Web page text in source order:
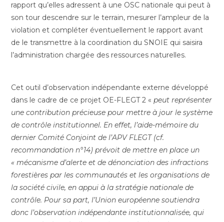
rapport qu’elles adressent à une OSC nationale qui peut à
son tour descendre sur le terrain, mesurer l’ampleur de la
violation et compléter éventuellement le rapport avant
de le transmettre à la coordination du SNOIE qui saisira
l’administration chargée des ressources naturelles.
Cet outil d’observation indépendante externe développé
dans le cadre de ce projet OE-FLEGT 2 «peut représenter
une contribution précieuse pour mettre à jour le système
de contrôle institutionnel. En effet, l’aide-mémoire du
dernier Comité Conjoint de l’APV FLEGT (cf.
recommandation n°14) prévoit de mettre en place un
« mécanisme d’alerte et de dénonciation des infractions
forestières par les communautés et les organisations de
la société civile, en appui à la stratégie nationale de
contrôle. Pour sa part, l’Union européenne soutiendra
donc l’observation indépendante institutionnalisée, qui